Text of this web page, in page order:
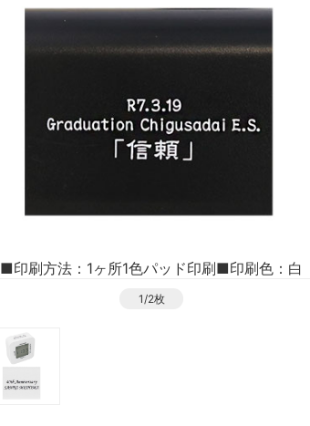
■印刷方法：1ヶ所1色パッド印刷■印刷色：白
1/2枚